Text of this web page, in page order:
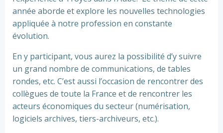
année aborde et explore les nouvelles technologies
appliquée à notre profession en constante
évolution.
En y participant, vous aurez la possibilité d’y suivre
un grand nombre de communications, de tables
rondes, etc. C’est aussi l’occasion de rencontrer des
collègues de toute la France et de rencontrer les
acteurs économiques du secteur (numérisation,
logiciels archives, tiers-archiveurs, etc.).